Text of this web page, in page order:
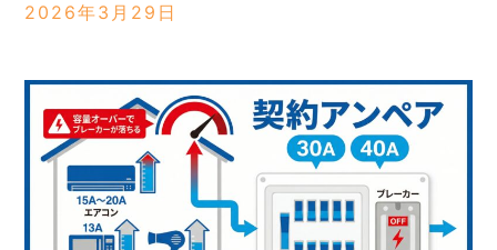
2026年3月29日
よくあるご質問
お知らせ
お問い合わせ